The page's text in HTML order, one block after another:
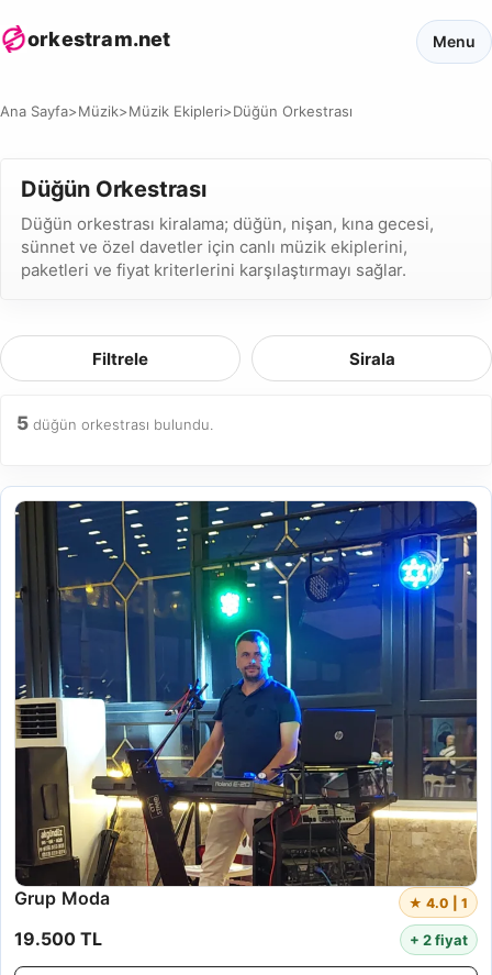
orkestram.net Menu
Ana Sayfa>Müzik>Müzik Ekipleri>Düğün Orkestrası
Düğün Orkestrası
Düğün orkestrası kiralama; düğün, nişan, kına gecesi,
sünnet ve özel davetler için canlı müzik ekiplerini,
paketleri ve fiyat kriterlerini karşılaştırmayı sağlar.
Filtrele Sirala
5 düğün orkestrası bulundu.
Grup Moda ★ 4.0 | 1
19.500 TL + 2 fiyat